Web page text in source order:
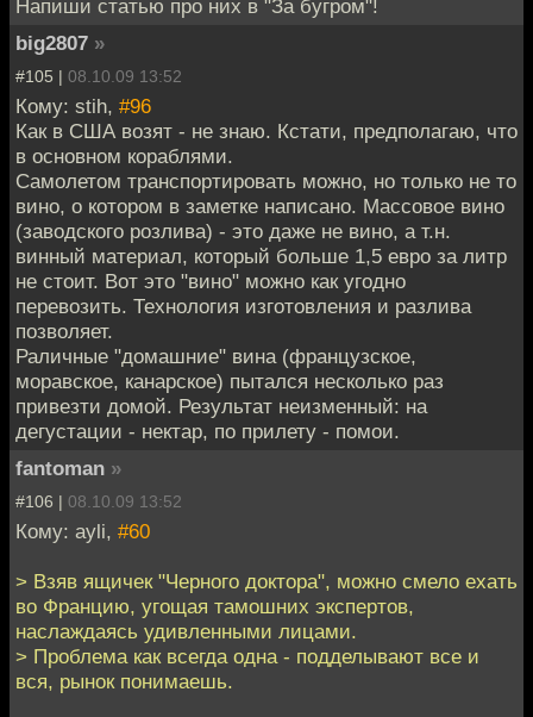
Напиши статью про них в "За бугром"!
big2807 »
#105 | 08.10.09 13:52
Кому: stih, #96
Как в США возят - не знаю. Кстати, предполагаю, что
в основном кораблями.
Самолетом транспортировать можно, но только не то
вино, о котором в заметке написано. Массовое вино
(заводского розлива) - это даже не вино, а т.н.
винный материал, который больше 1,5 евро за литр
не стоит. Вот это "вино" можно как угодно
перевозить. Технология изготовления и разлива
позволяет.
Раличные "домашние" вина (французское,
моравское, канарское) пытался несколько раз
привезти домой. Результат неизменный: на
дегустации - нектар, по прилету - помои.
fantoman »
#106 | 08.10.09 13:52
Кому: ayli, #60
> Взяв ящичек "Черного доктора", можно смело ехать
во Францию, угощая тамошних экспертов,
наслаждаясь удивленными лицами.
> Проблема как всегда одна - подделывают все и
вся, рынок понимаешь.